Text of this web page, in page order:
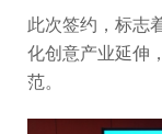
此次签约，标志
化创意产业延伸
范。